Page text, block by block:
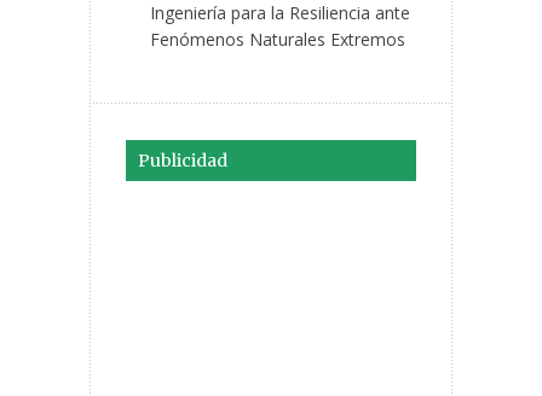
Ingeniería para la Resiliencia ante
Fenómenos Naturales Extremos
Publicidad